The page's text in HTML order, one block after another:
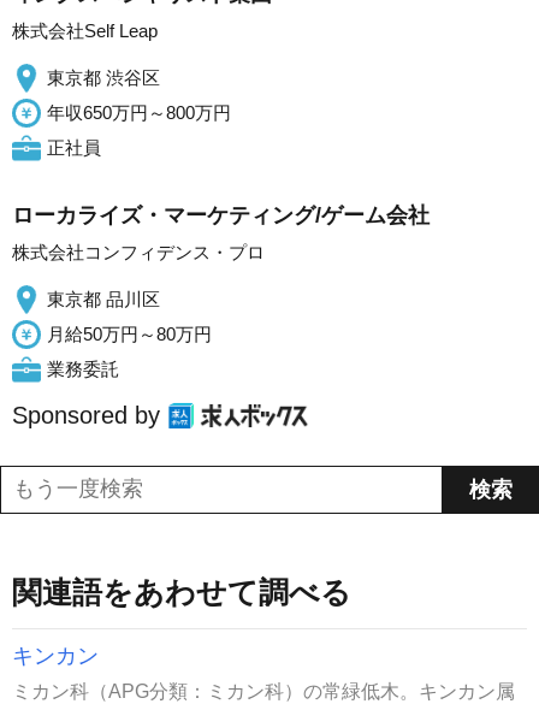
株式会社Self Leap
東京都 渋谷区
年収650万円～800万円
正社員
ローカライズ・マーケティング/ゲーム会社
株式会社コンフィデンス・プロ
東京都 品川区
月給50万円～80万円
業務委託
Sponsored by
関連語をあわせて調べる
キンカン
ミカン科（APG分類：ミカン科）の常緑低木。キンカン属